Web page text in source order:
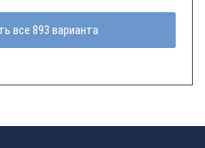
все 893 варианта